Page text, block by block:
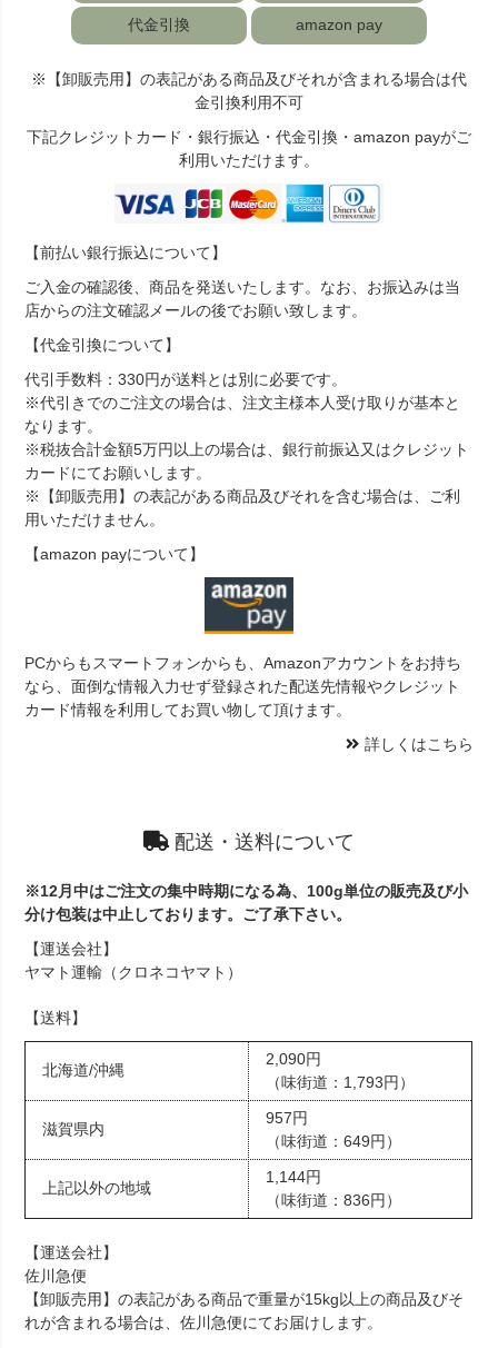
代金引換 amazon pay
※【卸販売用】の表記がある商品及びそれが含まれる場合は代
金引換利用不可
下記クレジットカード・銀行振込・代金引換・amazon payがご
利用いただけます。
【前払い銀行振込について】
ご入金の確認後、商品を発送いたします。なお、お振込みは当
店からの注文確認メールの後でお願い致します。
【代金引換について】
代引手数料：330円が送料とは別に必要です。
※代引きでのご注文の場合は、注文主様本人受け取りが基本と
なります。
※税抜合計金額5万円以上の場合は、銀行前振込又はクレジット
カードにてお願いします。
※【卸販売用】の表記がある商品及びそれを含む場合は、ご利
用いただけません。
【amazon payについて】
PCからもスマートフォンからも、Amazonアカウントをお持ち
なら、面倒な情報入力せず登録された配送先情報やクレジット
カード情報を利用してお買い物して頂けます。
詳しくはこちら
配送・送料について
※12月中はご注文の集中時期になる為、100g単位の販売及び小
分け包装は中止しております。ご了承下さい。
【運送会社】
ヤマト運輸（クロネコヤマト）
【送料】
北海道/沖縄
2,090円
（味街道：1,793円）
滋賀県内
957円
（味街道：649円）
上記以外の地域
1,144円
（味街道：836円）
【運送会社】
佐川急便
【卸販売用】の表記がある商品で重量が15kg以上の商品及びそ
れが含まれる場合は、佐川急便にてお届けします。